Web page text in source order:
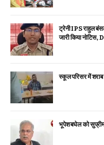
ट्रेनी IPS राहुल
जारी किया नोटिस,
स्कूल परिसर में शराब
भूपेश बघेल को सुप्रीम